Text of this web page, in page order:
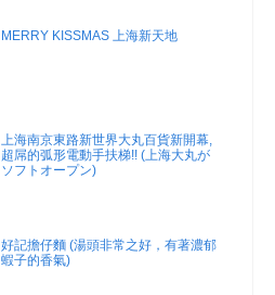
MERRY KISSMAS 上海新天地
上海南京東路新世界大丸百貨新開幕,
超屌的弧形電動手扶梯!! (上海大丸が
ソフトオープン)
好記擔仔麵 (湯頭非常之好，有著濃郁
蝦子的香氣)